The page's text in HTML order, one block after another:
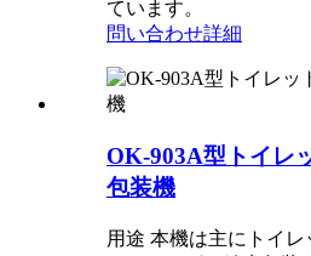
ています。
問い合わせ詳細
OK-903A型トイレ
包装機
用途 本機は主にトイ